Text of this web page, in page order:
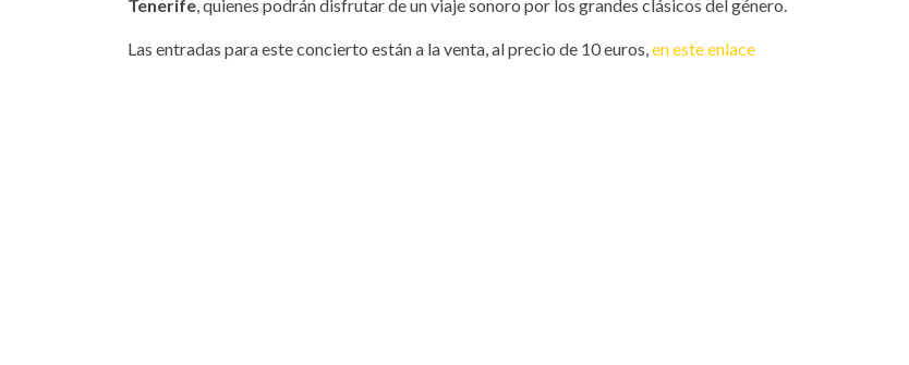
Tenerife , quienes podrán disfrutar de un viaje sonoro por los grandes clásicos del género.
Las entradas para este concierto están a la venta, al precio de 10 euros, en este enlace